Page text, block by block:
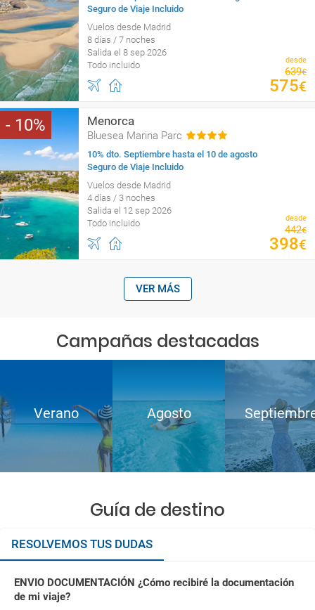
Seguro de Viaje Incluido
Vuelos desde Madrid
8 días / 7 noches
Salida el 8 sep 2026
Todo incluido
desde
639€
575€
10 Menorca
Bluesea Marina Parc
10% dto. Septiembre hasta el 10 de agosto
Seguro de Viaje Incluido
Vuelos desde Madrid
4 días / 3 noches
Salida el 12 sep 2026
Todo incluido
desde
442€
398€
VER MÁS
Campañas destacadas
Verano Agosto
Guía de destino
RESOLVEMOS TUS DUDAS
ENVIO DOCUMENTACIÓN ¿Cómo recibiré la documentación
de mi viaje?